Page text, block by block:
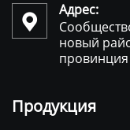

Адрес:
новый
Продукция